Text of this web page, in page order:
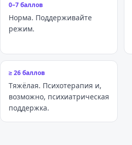
0–7 баллов
Норма. Поддерживайте
режим.
≥ 26 баллов
Тяжёлая. Психотерапия и,
возможно, психиатрическая
поддержка.